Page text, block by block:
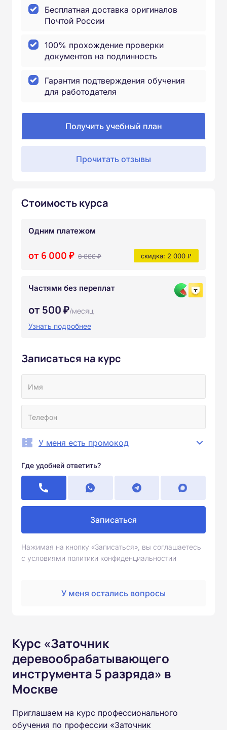
Бесплатная доставка оригиналов
Почтой России
100% прохождение проверки
документов на подлинность
Гарантия подтверждения обучения
для работодателя
Получить учебный план
Прочитать отзывы
Стоимость курса
Одним платежом
от 6 000 ₽ 8 000 ₽ скидка: 2 000 ₽
Частями без переплат
от 500 ₽/месяц
Узнать подробнее
Записаться на курс
У меня есть промокод
Где удобней ответить?
Записаться
Нажимая на кнопку «Записаться», вы соглашаетесь
с условиями политики конфиденциальностии
У меня остались вопросы
Курс «Заточник
деревообрабатывающего
инструмента 5 разряда» в
Москве
Приглашаем на курс профессионального
обучения по профессии «Заточник